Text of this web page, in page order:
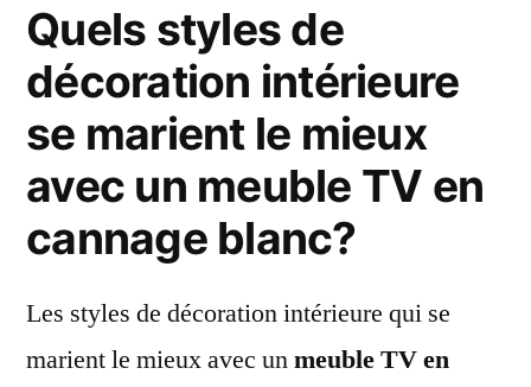
Quels styles de
décoration intérieure
se marient le mieux
avec un meuble TV en
cannage blanc?
Les styles de décoration intérieure qui se
marient le mieux avec unmeuble TV en